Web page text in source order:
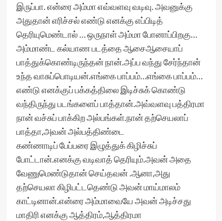
இருப்பா. என்ரை அம்மா எவ்வளவு வடிவு. அவனுக்கு
அதுதான் எரிச்சல் எண்டு எனக்கு எப்பிடித்
தெரியுமெண்டால் … ஒருநாள் அம்மா போனாப்பிறகு…
அம்மாண்ட கல்யாண படத்தை ஆசைஆசையாப்
பாத்துக்கொண்டிருந்தன் நான்.அப்ப வந்து சேர்ந்தான்
உந்த வாசுப்பொடியன்.எங்கை பாப்பம்…எங்கை பாப்பம்…
எண்டு எனக்குப் பக்கத்திலை இடிச்சுக் கொண்டு
வந்திருந்து படங்களைப் பாத்தான்.அவ்வளவு பத்திரமா
நான் வச்சுப் பாக்கிற அல்பங்கள்.நான் தற்செயலாப்
பாத்தா,அவன் அல்பத்திண்டை
கண்ணாடிப் பேப்பரை இழுத்துக் கிழிச்சுப்
போட்டான்.எனக்கு வடிவாத் தெரியும்.அவன் அதை
வேணுமெண்டுதான் செய்தவன் .ஆனா,அது
தற்செயலா கிழிபட்டதெண்டு அவன் மாய்மாலம்
காட்டினான்.என்ரை அம்மாவையே அவன் அடிச்சது
மாதிரி எனக்கு ஆத்திரம்,ஆத்திரமா